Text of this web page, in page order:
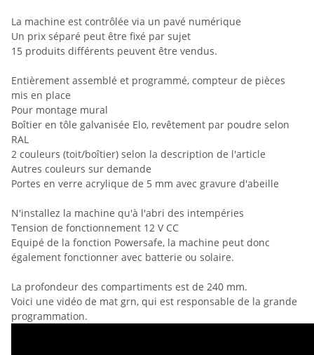
La machine est contrôlée via un pavé numérique
Un prix séparé peut être fixé par sujet
15 produits différents peuvent être vendus.
Entièrement assemblé et programmé, compteur de pièces
mis en place
Pour montage mural
Boîtier en tôle galvanisée Elo, revêtement par poudre selon
RAL
2 couleurs (toit/boîtier) selon la description de l'article
Autres couleurs sur demande
Portes en verre acrylique de 5 mm avec gravure d'abeille
N'installez la machine qu'à l'abri des intempéries
Tension de fonctionnement 12 V CC
Equipé de la fonction Powersafe, la machine peut donc
également fonctionner avec batterie ou solaire.
La profondeur des compartiments est de 240 mm.
Voici une vidéo de mat grn, qui est responsable de la grande
programmation.